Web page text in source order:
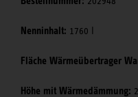
Nenninhalt: 1760 l
Fläche Wärmeübertrager
Höhe mit Wärmedämmung: